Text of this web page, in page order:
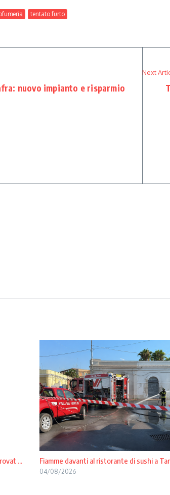
tentato furto
nuovo impianto e risparmio
Next
... Fiamme davanti al ristorante di sushi a
04/08/2026